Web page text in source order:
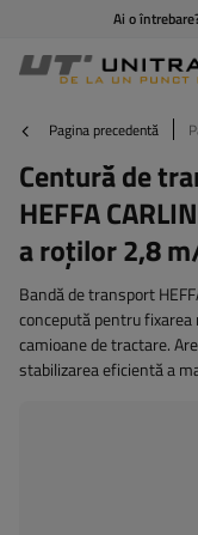
Ai o
Pagina precedentă
Centură de
HEFFA
a roților 2,8
Bandă de transport
concepută pentru
camioane de tractare.
stabilizarea eficientă a